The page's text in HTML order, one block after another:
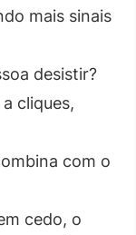
mais sinais
desistir?
cliques,
com o
cedo, o